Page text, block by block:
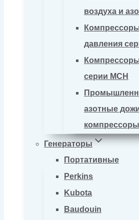
воздуха и
давления
серии MCH
азотные
Генераторы
Портативные
Perkins
Kubota
Baudouin